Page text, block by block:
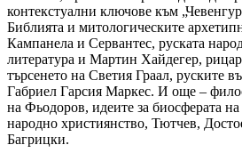
контекстуални ключове към
Библията и митологическите
Кампанела и Сервантес, руската
литература и Мартин Хайдегер,
търсенето на Светия Граал, руските
Габриел Гарсия Маркес. И още –
на Фьодоров, идеите за биосферата
народно християнство, Тютчев,
Багрицки.